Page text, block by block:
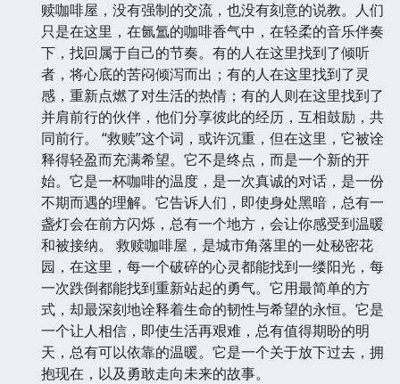
赎咖啡屋，没有强制的交流，也没有刻意的说教。人们
只是在这里，在氤氲的咖啡香气中，在轻柔的音乐伴奏
下，找回属于自己的节奏。有的人在这里找到了倾听
者，将心底的苦闷倾泻而出；有的人在这里找到了灵
感，重新点燃了对生活的热情；有的人则在这里找到了
并肩前行的伙伴，他们分享彼此的经历，互相鼓励，共
同前行。 “救赎”这个词，或许沉重，但在这里，它被诠
释得轻盈而充满希望。它不是终点，而是一个新的开
始。它是一杯咖啡的温度，是一次真诚的对话，是一份
不期而遇的理解。它告诉人们，即使身处黑暗，总有一
盏灯会在前方闪烁，总有一个地方，会让你感受到温暖
和被接纳。 救赎咖啡屋，是城市角落里的一处秘密花
园，在这里，每一个破碎的心灵都能找到一缕阳光，每
一次跌倒都能找到重新站起的勇气。它用最简单的方
式，却最深刻地诠释着生命的韧性与希望的永恒。它是
一个让人相信，即使生活再艰难，总有值得期盼的明
天，总有可以依靠的温暖。它是一个关于放下过去，拥
抱现在，以及勇敢走向未来的故事。